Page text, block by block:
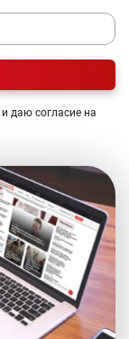
и даю согласие на